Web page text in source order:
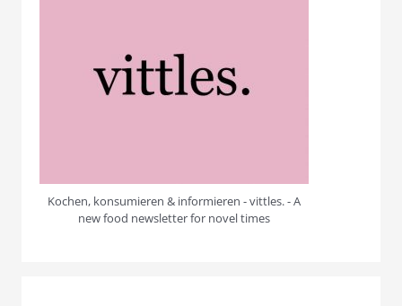
Kochen, konsumieren & informieren - vittles. - A
new food newsletter for novel times